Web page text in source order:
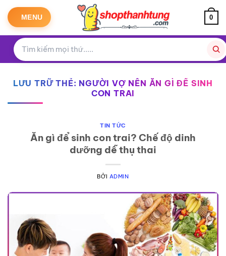
qua
dung
MENU 0
LƯU TRỮ THẺ: NGƯỜI VỢ NÊN ĂN GÌ ĐỂ SINH
CON TRAI
TIN TỨC
Ăn gì để sinh con trai? Chế độ dinh
dưỡng dễ thụ thai
BỞI ADMIN